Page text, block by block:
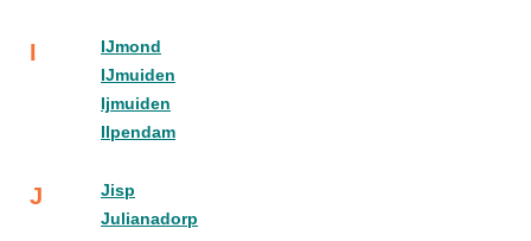
I
IJmond
IJmuiden
Ijmuiden
Ilpendam
J
Jisp
Julianadorp